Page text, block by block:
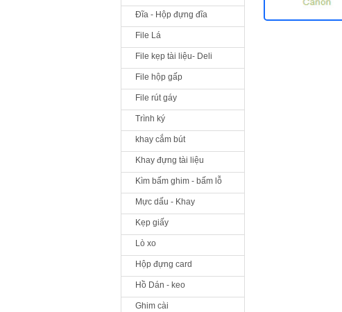
Đĩa - Hộp đựng đĩa
File Lá
File kẹp tài liệu- Deli
File hộp gấp
File rút gáy
Trình ký
khay cắm bút
Khay đựng tài liệu
Kìm bấm ghim - bấm lỗ
Mực dấu - Khay
Kẹp giấy
Lò xo
Hộp đựng card
Hồ Dán - keo
Ghim cài